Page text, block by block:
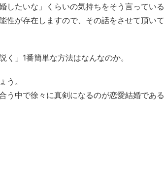
したいな」くらいの気持ちをそう言っている
性が存在しますので、その話をさせて頂いて
く」1番簡単な方法はなんなのか。
う。
う中で徐々に真剣になるのが恋愛結婚である